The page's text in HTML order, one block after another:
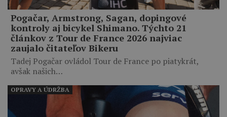
Pogačar, Armstrong, Sagan, dopingové
kontroly aj bicykel Shimano. Týchto 21
článkov z Tour de France 2026 najviac
zaujalo čitateľov Bikeru
Tadej Pogačar ovládol Tour de France po piatykrát,
avšak našich…
OPRAVY A ÚDRŽBA